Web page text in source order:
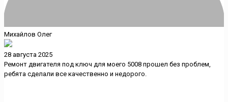
Михайлов Олег
28 августа 2025
Ремонт двигателя под ключ для моего 5008 прошел без проблем,
ребята сделали все качественно и недорого.